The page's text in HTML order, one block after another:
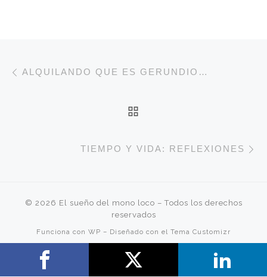
Navegación de entradas
ALQUILANDO QUE ES GERUNDIO…
TIEMPO Y VIDA: REFLEXIONES
© 2026 El sueño del mono loco – Todos los derechos
reservados
Funciona con WP – Diseñado con el Tema Customizr